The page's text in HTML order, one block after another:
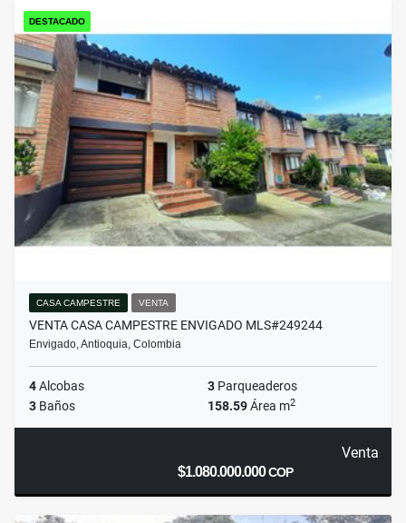
DESTACADO
CASA CAMPESTRE VENTA
VENTA CASA CAMPESTRE ENVIGADO MLS#249244
Envigado, Antioquia, Colombia
4Alcobas 3 Parqueaderos
3 Baños 158.59Área m2
Venta
$1.080.000.000COP